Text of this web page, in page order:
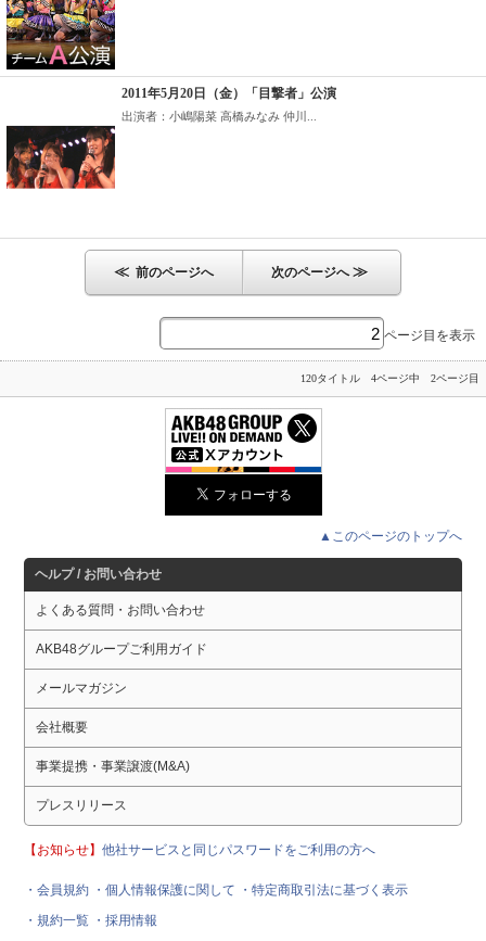
2011年5月20日（金）「目撃者」公演
出演者：小嶋陽菜 高橋みなみ 仲川...
≪ 前のページへ 次のページへ≫
ページ目を表示
120タイトル 4ページ中 2ページ目
▲このページのトップへ
ヘルプ / お問い合わせ
よくある質問・お問い合わせ
AKB48グループご利用ガイド
メールマガジン
会社概要
事業提携・事業譲渡(M&A)
プレスリリース
【お知らせ】他社サービスと同じパスワードをご利用の方へ
・会員規約 ・個人情報保護に関して
・特定商取引法に基づく表示
・規約一覧 ・採用情報